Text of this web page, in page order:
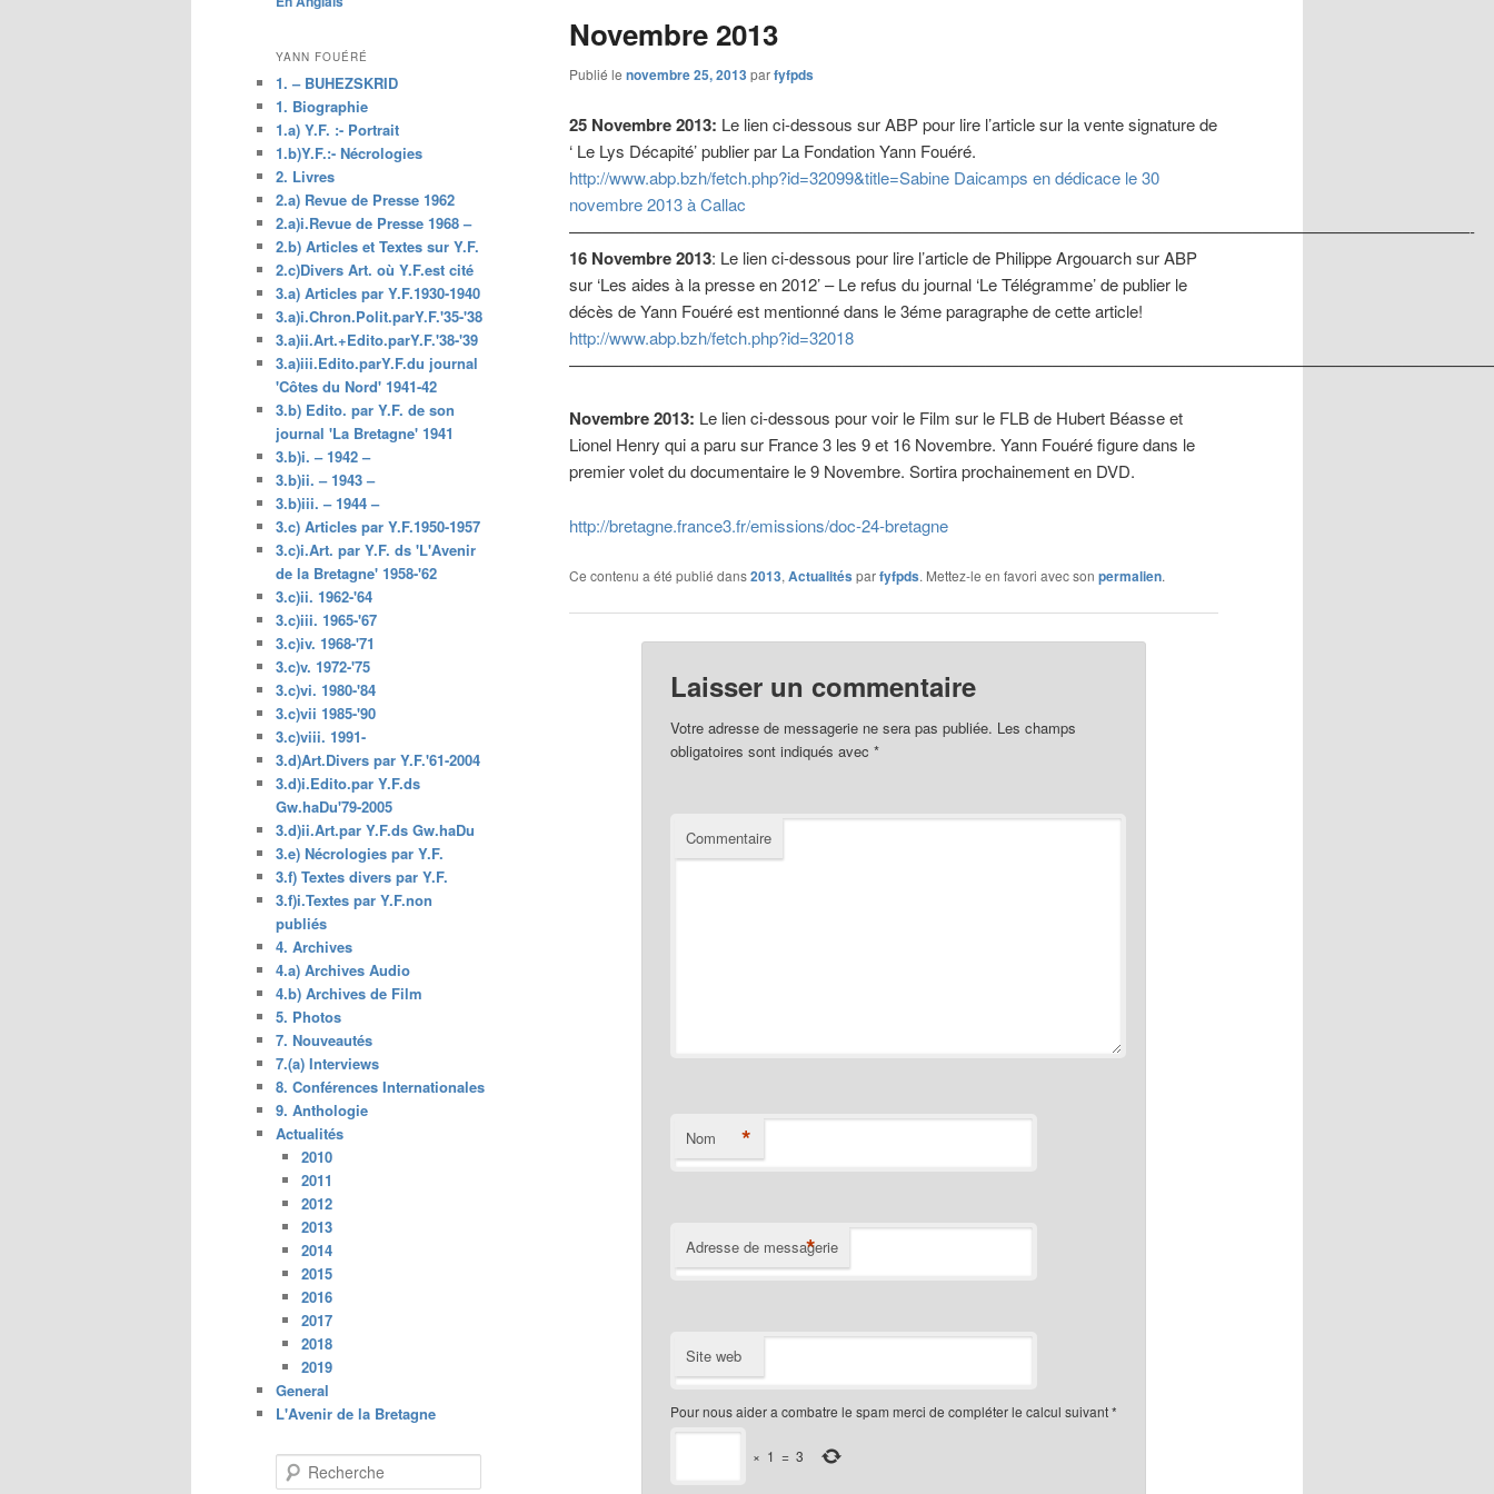
principal Novembre 2013
Publié le novembre 25, 2013 parfyfpds
25 Novembre 2013: Le lien ci-dessous sur ABP pour lire l’article sur la vente signature de
‘ Le Lys Décapité’ publier par La Fondation Yann Fouéré.
http://www.abp.bzh/fetch.php?id=32099&title=Sabine Daicamps en dédicace le 30
novembre 2013 à Callac
——————————————————————————————————————————————————————-
16 Novembre 2013: Le lien ci-dessous pour lire l’article de Philippe Argouarch sur ABP
sur ‘Les aides à la presse en 2012’ – Le refus du journal ‘Le Télégramme’ de publier le
décès de Yann Fouéré est mentionné dans le 3éme paragraphe de cette article!
http://www.abp.bzh/fetch.php?id=32018
Novembre 2013: Le lien ci-dessous pour voir le Film sur le FLB de Hubert Béasse et
Lionel Henry qui a paru sur France 3 les 9 et 16 Novembre. Yann Fouéré figure dans le
premier volet du documentaire le 9 Novembre. Sortira prochainement en DVD.
http://bretagne.france3.fr/emissions/doc-24-bretagne
Ce contenu a été publié dans2013, Actualités parfyfpds. Mettez-le en favori avec son permalien.
Laisser un commentaire
Votre adresse de messagerie ne sera pas publiée. Les champs
obligatoires sont indiqués avec *
Commentaire
Nom *
Adresse de messagerie
*
Site web
Pour nous aider a combatre le spam merci de compléter le calcul suivant*
× 1 = 3
YANN FOUÉRÉ
1. – BUHEZSKRID
1. Biographie
1.a) Y.F. :- Portrait
1.b)Y.F.:- Nécrologies
2. Livres
2.a) Revue de Presse 1962
2.a)i.Revue de Presse 1968 –
2.b) Articles et Textes sur Y.F.
2.c)Divers Art. où Y.F.est cité
3.a) Articles par Y.F.1930-1940
3.a)i.Chron.Polit.parY.F.'35-'38
3.a)ii.Art.+Edito.parY.F.'38-'39
3.a)iii.Edito.parY.F.du journal
'Côtes du Nord' 1941-42
3.b) Edito. par Y.F. de son
journal 'La Bretagne' 1941
3.b)i. – 1942 –
3.b)ii. – 1943 –
3.b)iii. – 1944 –
3.c) Articles par Y.F.1950-1957
3.c)i.Art. par Y.F. ds 'L'Avenir
de la Bretagne' 1958-'62
3.c)ii. 1962-'64
3.c)iii. 1965-'67
3.c)iv. 1968-'71
3.c)v. 1972-'75
3.c)vi. 1980-'84
3.c)vii 1985-'90
3.c)viii. 1991-
3.d)Art.Divers par Y.F.'61-2004
3.d)i.Edito.par Y.F.ds
Gw.haDu'79-2005
3.d)ii.Art.par Y.F.ds Gw.haDu
3.e) Nécrologies par Y.F.
3.f) Textes divers par Y.F.
3.f)i.Textes par Y.F.non
publiés
4. Archives
4.a) Archives Audio
4.b) Archives de Film
5. Photos
7. Nouveautés
7.(a) Interviews
8. Conférences Internationales
9. Anthologie
Actualités
2010
2011
2012
2013
2014
2015
2016
2017
2018
2019
General
L'Avenir de la Bretagne
e